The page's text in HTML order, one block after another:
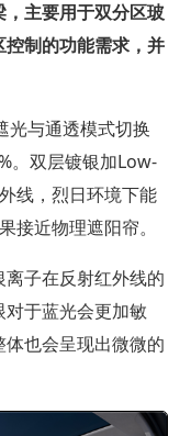
主要用于双分区玻
制的功能需求，并
光与通透模式切换
。双层镀银加Low-
线，烈日环境下能
近物理遮阳帘。
子在反射红外线的
于蓝光会更加敏
也会呈现出微微的